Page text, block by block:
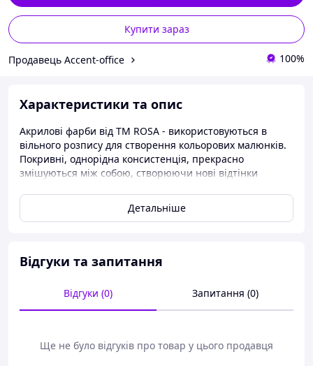
Купити зараз
Продавець Accent-office 100%
Характеристики та опис
Акрилові фарби від ТМ ROSA - використовуються в
вільного розпису для створення кольорових малюнків.
Покривні, однорідна консистенція, прекрасно
змішуються між собою, створюючи нові відтінки
поверхню: кераміку, дерево, папір, картон,
грунтований полотно, і ін., Після висихання фарби
Детальніше
Відгуки та запитання
Відгуки (0) Запитання (0)
Ще не було відгуків про товар у цього продавця